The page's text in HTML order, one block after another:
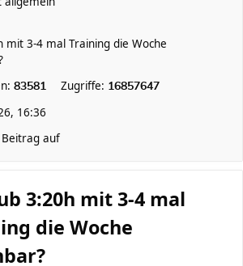
mit 3-4 mal Training die Woche
83581 Zugriffe: 16857647
16:36
Beitrag auf
3:20h mit 3-4 mal
die Woche